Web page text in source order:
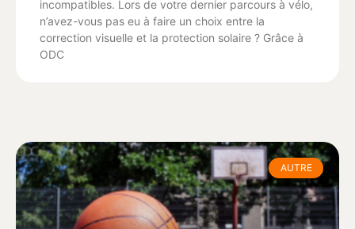
incompatibles. Lors de votre dernier parcours à vélo,
n’avez-vous pas eu à faire un choix entre la
correction visuelle et la protection solaire ? Grâce à
ODC
AUTRE